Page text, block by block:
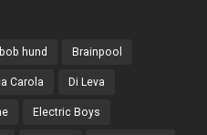
bob hund Brainpool
Carola Di Leva
Electric Boys